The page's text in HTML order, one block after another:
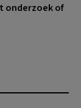
onderzoek of